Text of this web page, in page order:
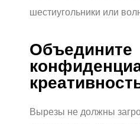
шестиугольники или
Объедините
Вырезы не должны